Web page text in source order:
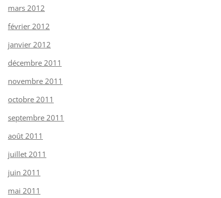
mars 2012
février 2012
janvier 2012
décembre 2011
novembre 2011
octobre 2011
septembre 2011
août 2011
juillet 2011
juin 2011
mai 2011